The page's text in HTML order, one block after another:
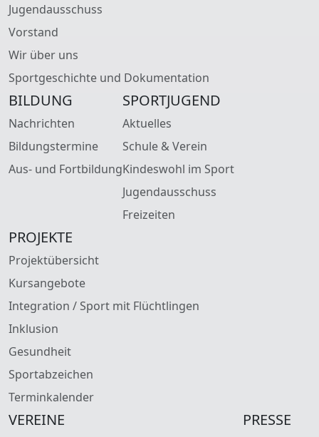
Jugendausschuss
Vorstand
Wir über uns
Sportgeschichte und Dokumentation
BILDUNG
Nachrichten
Bildungstermine
Aus- und Fortbildung
SPORTJUGEND
Aktuelles
Schule & Verein
Kindeswohl im Sport
Jugendausschuss
Freizeiten
PROJEKTE
Projektübersicht
Kursangebote
Integration / Sport mit Flüchtlingen
Inklusion
Gesundheit
Sportabzeichen
Terminkalender
VEREINE PRESSE